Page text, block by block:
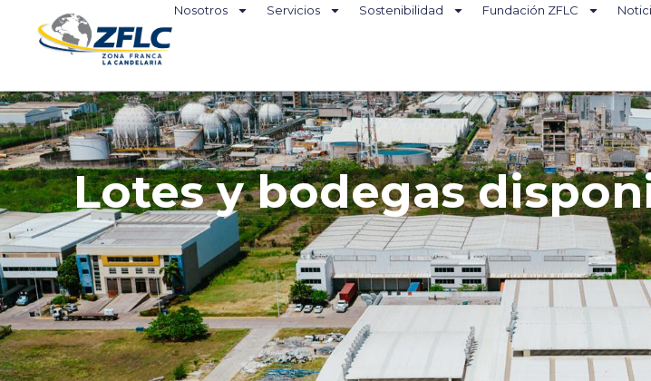
Nosotros Servicios Sostenibilidad Fundación ZFLC
Lotes y bodegas